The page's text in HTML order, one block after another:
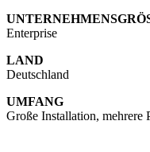
Enterprise
LAND
Deutschland
UMFANG
Große Installation, mehrere